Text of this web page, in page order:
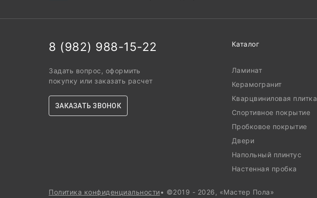
8 (982) 988-15-22
Задать вопрос, оформить
покупку или заказать расчет
ЗАКАЗАТЬ ЗВОНОК
Каталог
Ламинат
Керамогранит
Кварцвиниловая плитка
Спортивное покрытие
Пробковое покрытие
Двери
Напольный плинтус
Настенная пробка
Политика конфиденциальности• ©2019 - 2026, «Мастер Пола»